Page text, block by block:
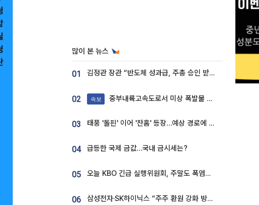
많이 본 뉴스
01 김정관 장관 “반도체 성과급, 주총 승인 받도록”…상법·자본시장법 개정 시사
02 속보 중부내륙고속도로서 미상 폭발물 발견
03 태풍 '돌핀' 이어 '찬홈' 등장…예상 경로에 한국 '한숨'
04 급등한 국제 금값…국내 금시세는?
05 오늘 KBO 긴급 실행위원회, 주말도 폭염취소 될까
06 삼성전자·SK하이닉스 “주주 환원 강화 방안 마련”